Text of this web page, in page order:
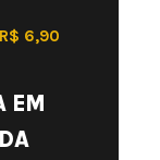
6,90
EM